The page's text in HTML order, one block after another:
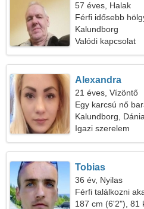
57 éves, Halak
Férfi idősebb
Kalundborg
Valódi kapcsolat
Alexandra
21 éves, Vízöntő
Egy karcsú nő
Kalundborg, Dánia
Igazi szerelem
Tobias
36 év, Nyilas
Férfi találkozni
187 cm (6'2"), 81